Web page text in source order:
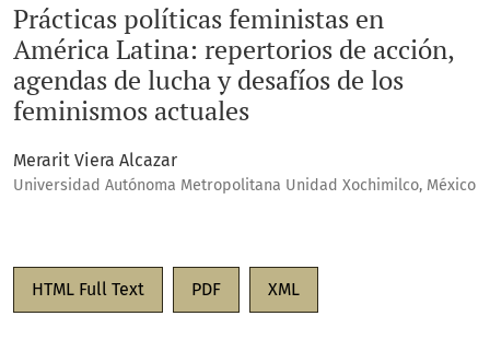
Prácticas políticas feministas en
América Latina: repertorios de acción,
agendas de lucha y desafíos de los
feminismos actuales
Merarit Viera Alcazar
Universidad Autónoma Metropolitana Unidad Xochimilco, México
HTML Full Text PDF XML